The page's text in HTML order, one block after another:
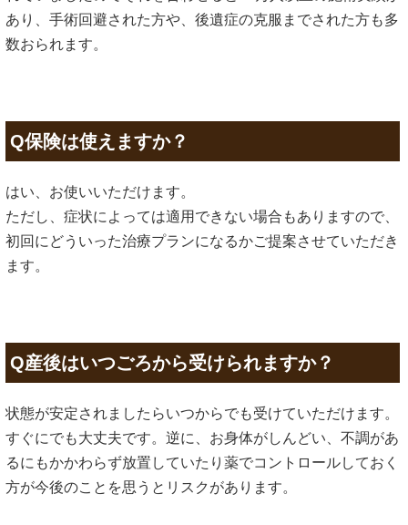
あり、手術回避された方や、後遺症の克服までされた方も多
数おられます。
Q保険は使えますか？
はい、お使いいただけます。
ただし、症状によっては適用できない場合もありますので、
初回にどういった治療プランになるかご提案させていただき
ます。
Q産後はいつごろから受けられますか？
状態が安定されましたらいつからでも受けていただけます。
すぐにでも大丈夫です。逆に、お身体がしんどい、不調があ
るにもかかわらず放置していたり薬でコントロールしておく
方が今後のことを思うとリスクがあります。